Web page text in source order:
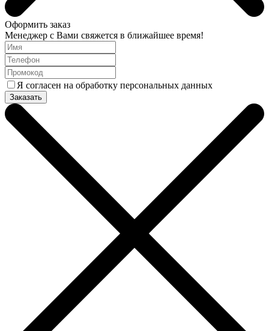
Оформить заказ
Менеджер с Вами свяжется в ближайшее время!
Я согласен на обработку персональных данных
Заказать